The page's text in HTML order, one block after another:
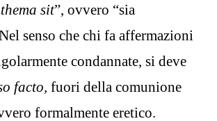
sit”, ovvero “sia
senso che chi fa affermazioni
condannate, si deve
facto, fuori della comunione
formalmente eretico.